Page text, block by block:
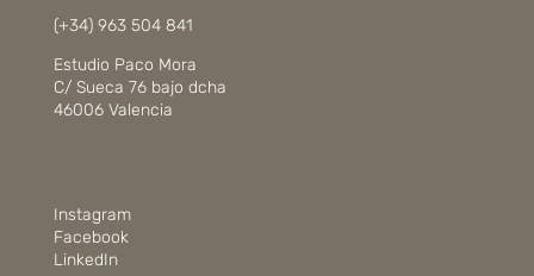
(+34) 963 504 841
Estudio Paco Mora
C/ Sueca 76 bajo dcha
46006 Valencia
Instagram
Facebook
LinkedIn